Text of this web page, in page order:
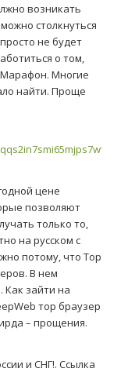
возникать
столкнуться
не будет
о том,
Многие
найти. Проще
цене
позволяют
только то,
на русском с
потому, что Тор
В нем
Как зайти на
тор браузер
– прощения.
и СНГ!. Ссылка